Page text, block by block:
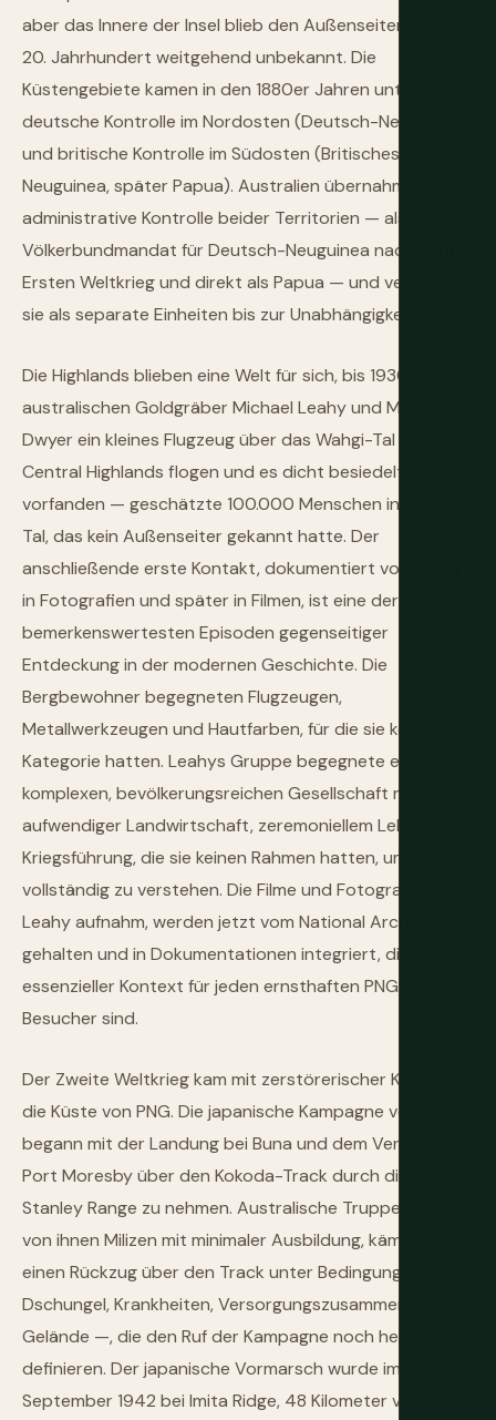
aber das Innere der Insel blieb den Außenseitern bis ins
20. Jahrhundert weitgehend unbekannt. Die
Küstengebiete kamen in den 1880er Jahren unter
deutsche Kontrolle im Nordosten (Deutsch-Neuguinea)
und britische Kontrolle im Südosten (Britisches
Neuguinea, später Papua). Australien übernahm die
administrative Kontrolle beider Territorien — als
Völkerbundmandat für Deutsch-Neuguinea nach dem
Ersten Weltkrieg und direkt als Papua — und verwaltete
sie als separate Einheiten bis zur Unabhängigkeit.
Die Highlands blieben eine Welt für sich, bis 1930, als die
australischen Goldgräber Michael Leahy und Michael
Dwyer ein kleines Flugzeug über das Wahgi-Tal in den
Central Highlands flogen und es dicht besiedelt
vorfanden — geschätzte 100.000 Menschen in einem
Tal, das kein Außenseiter gekannt hatte. Der
anschließende erste Kontakt, dokumentiert von Leahy
in Fotografien und später in Filmen, ist eine der
bemerkenswertesten Episoden gegenseitiger
Entdeckung in der modernen Geschichte. Die
Bergbewohner begegneten Flugzeugen,
Metallwerkzeugen und Hautfarben, für die sie keine
Kategorie hatten. Leahys Gruppe begegnete einer
komplexen, bevölkerungsreichen Gesellschaft mit
aufwendiger Landwirtschaft, zeremoniellem Leben und
Kriegsführung, die sie keinen Rahmen hatten, um
vollständig zu verstehen. Die Filme und Fotografien, die
Leahy aufnahm, werden jetzt vom National Archives
gehalten und in Dokumentationen integriert, die
essenzieller Kontext für jeden ernsthaften PNG-
Besucher sind.
Der Zweite Weltkrieg kam mit zerstörerischer Kraft an
die Küste von PNG. Die japanische Kampagne von 1942
begann mit der Landung bei Buna und dem Versuch,
Port Moresby über den Kokoda-Track durch die Owen
Stanley Range zu nehmen. Australische Truppen, viele
von ihnen Milizen mit minimaler Ausbildung, kämpften
einen Rückzug über den Track unter Bedingungen —
Dschungel, Krankheiten, Versorgungszusammenbruch,
Gelände —, die den Ruf der Kampagne noch heute
definieren. Der japanische Vormarsch wurde im
September 1942 bei Imita Ridge, 48 Kilometer von Port